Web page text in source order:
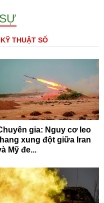
THUẬT SỐ
gia: Nguy cơ leo
xung đột giữa Iran
Mỹ đe...